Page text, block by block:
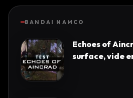
BANDAI NAMCO
Echoes of
surface, vide